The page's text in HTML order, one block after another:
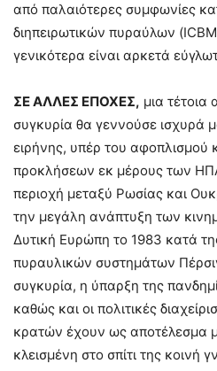
από παλαιότερες συμφωνίες
διηπειρωτικών πυραύλων
γενικότερα είναι αρκετά
ΣΕ ΑΛΛΕΣ ΕΠΟΧΕΣ, μια τέτοια
συγκυρία θα γεννούσε ισχυρά
ειρήνης, υπέρ του αφοπλισμού
προκλήσεων εκ μέρους των
περιοχή μεταξύ Ρωσίας και
την μεγάλη ανάπτυξη των
Δυτική Ευρώπη το 1983 κατά
πυραυλικών συστημάτων
συγκυρία, η ύπαρξη της
καθώς και οι πολιτικές
κρατών έχουν ως αποτέλεσμα
κλεισμένη στο σπίτι της κοινή